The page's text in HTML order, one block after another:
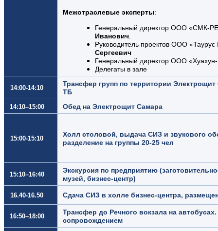
Межотраслевые эксперты:
Генеральный директор ООО «СМК-
Иванович.
Руководитель проектов ООО
Сергеевич
Генеральный директор ООО
Делегаты в зале
14:00-14:10
Трансфер групп по территории
ТБ
14:10–15:00 Обед на Электрощит Самара
15:00-15:10
Холл столовой, выдача СИЗ и звукового
разделение на группы 20-25 чел
15:10–16:40
Экскурсия по предприятию
музей, бизнес-центр)
16.40-16.50 Сдача СИЗ в холле бизнес-центра,
16:50–18:00
Трансфер до Речного вокзала на
сопровождением